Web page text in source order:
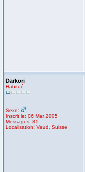
Darkori
Habitué
Sexe:
Inscrit le: 06 Mar 2005
Messages: 81
Localisation: Vaud, Suisse